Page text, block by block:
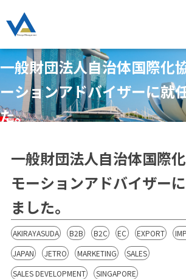
一般財団法人自治体国際化
ーションアドバイザーに就
た。
一般財団法人自治体国際
モーションアドバイザー
ました。
AKIRAYASUDA B2B B2C EC EXPORT
JAPAN
JETRO MARKETING
SALES
SALES DEVELOPMENT
SINGAPORE